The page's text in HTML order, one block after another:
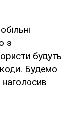
з
будуть
Будемо